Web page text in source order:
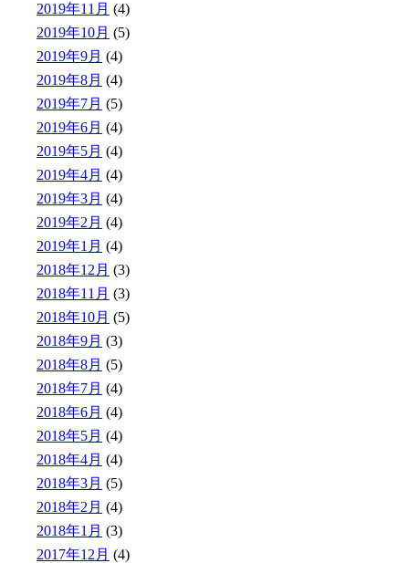
2019年11月 (4)
2019年10月 (5)
2019年9月 (4)
2019年8月 (4)
2019年7月 (5)
2019年6月 (4)
2019年5月 (4)
2019年4月 (4)
2019年3月 (4)
2019年2月 (4)
2019年1月 (4)
2018年12月 (3)
2018年11月 (3)
2018年10月 (5)
2018年9月 (3)
2018年8月 (5)
2018年7月 (4)
2018年6月 (4)
2018年5月 (4)
2018年4月 (4)
2018年3月 (5)
2018年2月 (4)
2018年1月 (3)
2017年12月 (4)